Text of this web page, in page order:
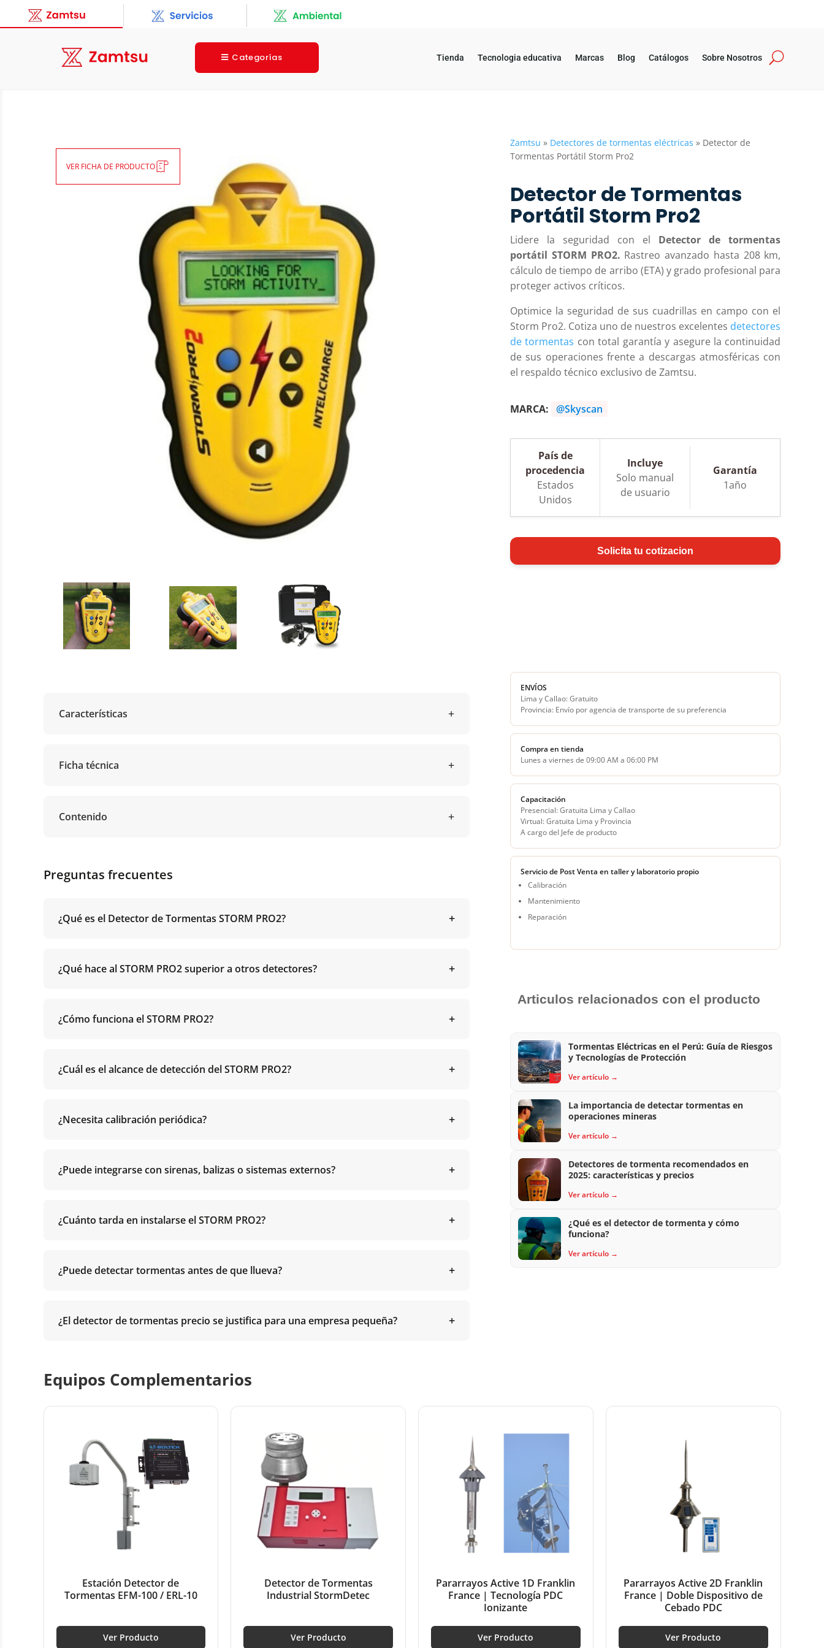
Categorías Tienda Tecnologia educativa Marcas Blog Catálogos Sobre Nosotros
VER FICHA DE PRODUCTO
Zamtsu » Detectores de tormentas eléctricas » Detector de
Tormentas Portátil Storm Pro2
Detector de Tormentas
Portátil Storm Pro2
Lidere la seguridad con el Detector de tormentas
portátil STORM PRO2. Rastreo avanzado hasta 208 km,
cálculo de tiempo de arribo (ETA) y grado profesional para
proteger activos críticos.
Optimice la seguridad de sus cuadrillas en campo con el
Storm Pro2. Cotiza uno de nuestros excelentes detectores
de tormentas con total garantía y asegure la continuidad
de sus operaciones frente a descargas atmosféricas con
el respaldo técnico exclusivo de Zamtsu.
MARCA: @Skyscan
País de
procedencia
Estados
Unidos
Incluye
Solo manual
de usuario
Garantía
1año
Solicita tu cotizacion
Características
Ficha técnica
Contenido
Preguntas frecuentes
¿Qué es el Detector de Tormentas STORM PRO2?
¿Qué hace al STORM PRO2 superior a otros detectores?
¿Cómo funciona el STORM PRO2?
¿Cuál es el alcance de detección del STORM PRO2?
¿Necesita calibración periódica?
¿Puede integrarse con sirenas, balizas o sistemas externos?
¿Cuánto tarda en instalarse el STORM PRO2?
¿Puede detectar tormentas antes de que llueva?
¿El detector de tormentas precio se justifica para una empresa pequeña?
ENVÍOS
Lima y Callao: Gratuito
Provincia: Envío por agencia de transporte de su preferencia
Compra en tienda
Lunes a viernes de 09:00 AM a 06:00 PM
Capacitación
Presencial: Gratuita Lima y Callao
Virtual: Gratuita Lima y Provincia
A cargo del Jefe de producto
Servicio de Post Venta en taller y laboratorio propio
Calibración
Mantenimiento
Reparación
Articulos relacionados con el producto
Tormentas Eléctricas en el Perú: Guía de Riesgos
y Tecnologías de Protección
Ver artículo →
La importancia de detectar tormentas en
operaciones mineras
Ver artículo →
Detectores de tormenta recomendados en
2025: características y precios
Ver artículo →
¿Qué es el detector de tormenta y cómo
funciona?
Ver artículo →
Equipos Complementarios
Estación Detector de
Tormentas EFM-100 / ERL-10
Ver Producto
Detector de Tormentas
Industrial StormDetec
Ver Producto
Pararrayos Active 1D Franklin
France | Tecnología PDC
Ionizante
Ver Producto
Pararrayos Active 2D Franklin
France | Doble Dispositivo de
Cebado PDC
Ver Producto